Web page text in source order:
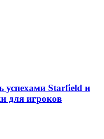
успехами Starfield и
для игроков